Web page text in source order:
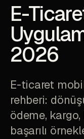
E-
2026
E-ticaret
rehberi:
ödeme,
başarılı